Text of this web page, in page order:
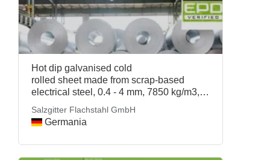
Hot dip galvanised cold
rolled sheet made from scrap-based
electrical steel, 0.4 - 4 mm, 7850 kg/m3,
Salzgitter Flachstahl GmbH
Germania